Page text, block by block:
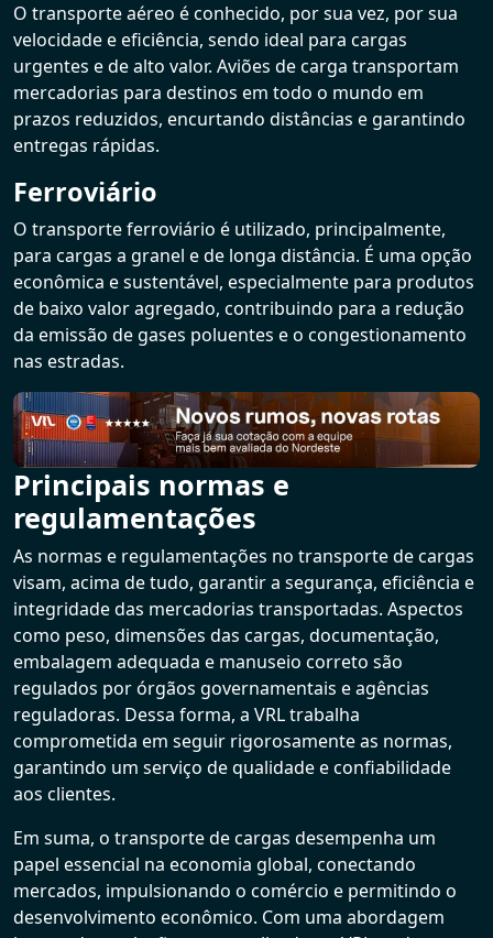
O transporte aéreo é conhecido, por sua vez, por sua
velocidade e eficiência, sendo ideal para cargas
urgentes e de alto valor. Aviões de carga transportam
mercadorias para destinos em todo o mundo em
prazos reduzidos, encurtando distâncias e garantindo
entregas rápidas.
Ferroviário
O transporte ferroviário é utilizado, principalmente,
para cargas a granel e de longa distância. É uma opção
econômica e sustentável, especialmente para produtos
de baixo valor agregado, contribuindo para a redução
da emissão de gases poluentes e o congestionamento
nas estradas.
Principais normas e
regulamentações
As normas e regulamentações no transporte de cargas
visam, acima de tudo, garantir a segurança, eficiência e
integridade das mercadorias transportadas. Aspectos
como peso, dimensões das cargas, documentação,
embalagem adequada e manuseio correto são
regulados por órgãos governamentais e agências
reguladoras. Dessa forma, a VRL trabalha
comprometida em seguir rigorosamente as normas,
garantindo um serviço de qualidade e confiabilidade
aos clientes.
Em suma, o transporte de cargas desempenha um
papel essencial na economia global, conectando
mercados, impulsionando o comércio e permitindo o
desenvolvimento econômico. Com uma abordagem